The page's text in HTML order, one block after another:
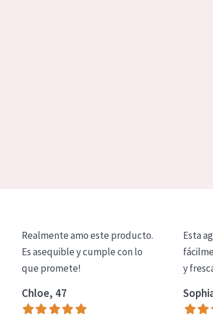
Realmente amo este producto.
Es asequible y cumple con lo
que promete!
Chloe, 47
Esta
y